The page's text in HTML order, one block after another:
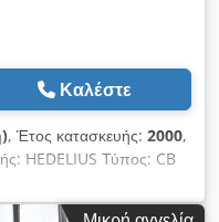
Καλέστε
, Έτος κατασκευής: 2000,
HEDELIUS Τύπος: CB
ελέγχου: CNC
TNC Τοποθεσία